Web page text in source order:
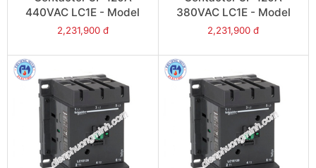
440VAC LC1E - Model
LC1E120R6
2,231,900 đ
380VAC LC1E - Model
LC1E120Q6
2,231,900 đ